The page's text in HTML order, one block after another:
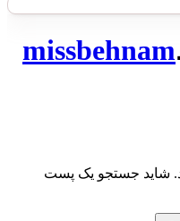
missbehnam
شاید جستجو یک پست